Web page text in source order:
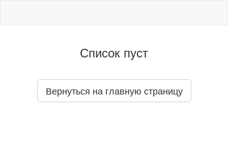
Список пуст
Вернуться на главную страницу